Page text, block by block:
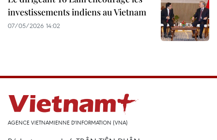
investissements indiens au Vietnam
07/05/2026 14:02
AGENCE VIETNAMIENNE D'INFORMATION (VNA)